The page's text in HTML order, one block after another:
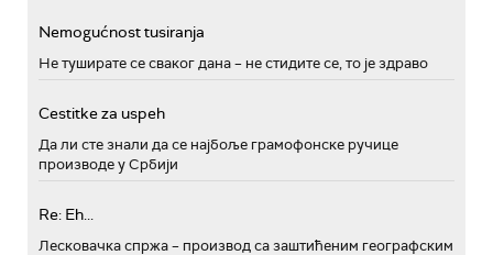
Nemogućnost tusiranja
Не туширате се сваког дана – не стидите се, то је здраво
Cestitke za uspeh
Да ли сте знали да се најбоље грамофонске ручице
производе у Србији
Re: Eh...
Лесковачка спржа – производ са заштићеним географским